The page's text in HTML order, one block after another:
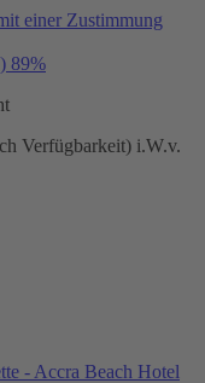
einer Zustimmung
89%
Verfügbarkeit) i.W.v.
- Accra Beach Hotel